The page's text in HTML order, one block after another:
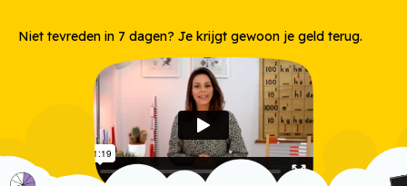
Niet tevreden in 7 dagen? Je krijgt gewoon je geld terug.